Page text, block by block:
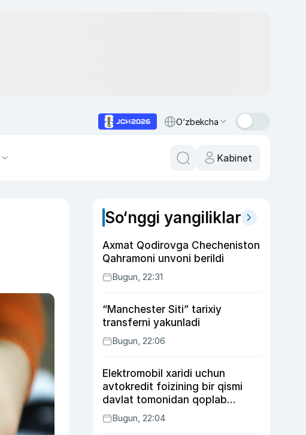
O‘zbekcha
Kabinet
So‘nggi yangiliklar
Axmat Qodirovga Checheniston
Qahramoni unvoni berildi
Bugun, 22:31
“Manchester Siti” tarixiy
transferni yakunladi
Bugun, 22:06
Elektromobil xaridi uchun
avtokredit foizining bir qismi
davlat tomonidan qoplab
berilishi mumkin
Bugun, 22:04